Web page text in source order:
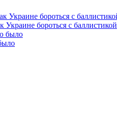
Украине бороться с баллистикой